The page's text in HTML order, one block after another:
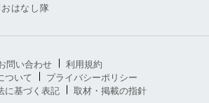
はなし隊
問い合わせ
利用規約
ついて
プライバシーポリシー
に基づく表記
取材・掲載の指針